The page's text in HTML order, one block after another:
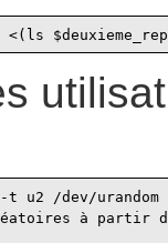
u2 /dev/urandom
à partir